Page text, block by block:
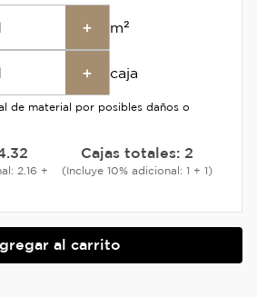
+ m²
+ caja
de material por posibles daños o
2.16 +
Cajas totales: 2
(Incluye 10% adicional: 1 + 1)
al carrito